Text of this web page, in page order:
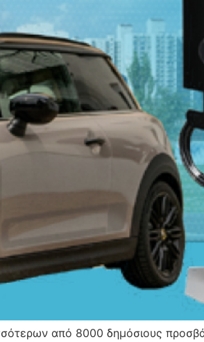
από 8000 δημόσιους